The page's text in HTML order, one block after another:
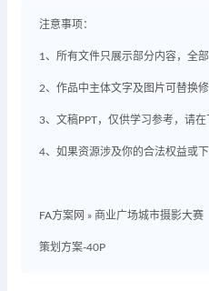
注意事项：
1、所有文件只展示部分内容，全
2、作品中主体文字及图片可替换
3、文稿PPT，仅供学习参考，请在
4、如果资源涉及你的合法权益或
FA方案网 » 商业广场城市摄影大赛
策划方案-40P